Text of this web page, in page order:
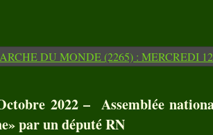
2022 – Assemblée
par un député RN